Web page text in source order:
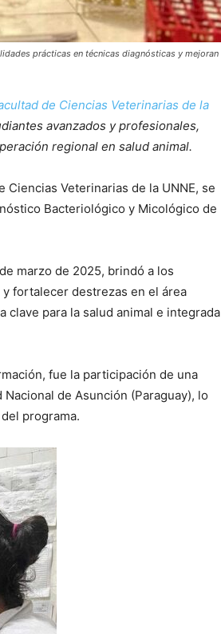
prácticas en técnicas diagnósticas y mejoran
de Ciencias Veterinarias de la
avanzados y profesionales,
regional en salud animal.
Ciencias Veterinarias de la UNNE, se
Bacteriológico y Micológico de
marzo de 2025, brindó a los
fortalecer destrezas en el área
para la salud animal e integrada
fue la participación de una
de Asunción (Paraguay), lo
programa.